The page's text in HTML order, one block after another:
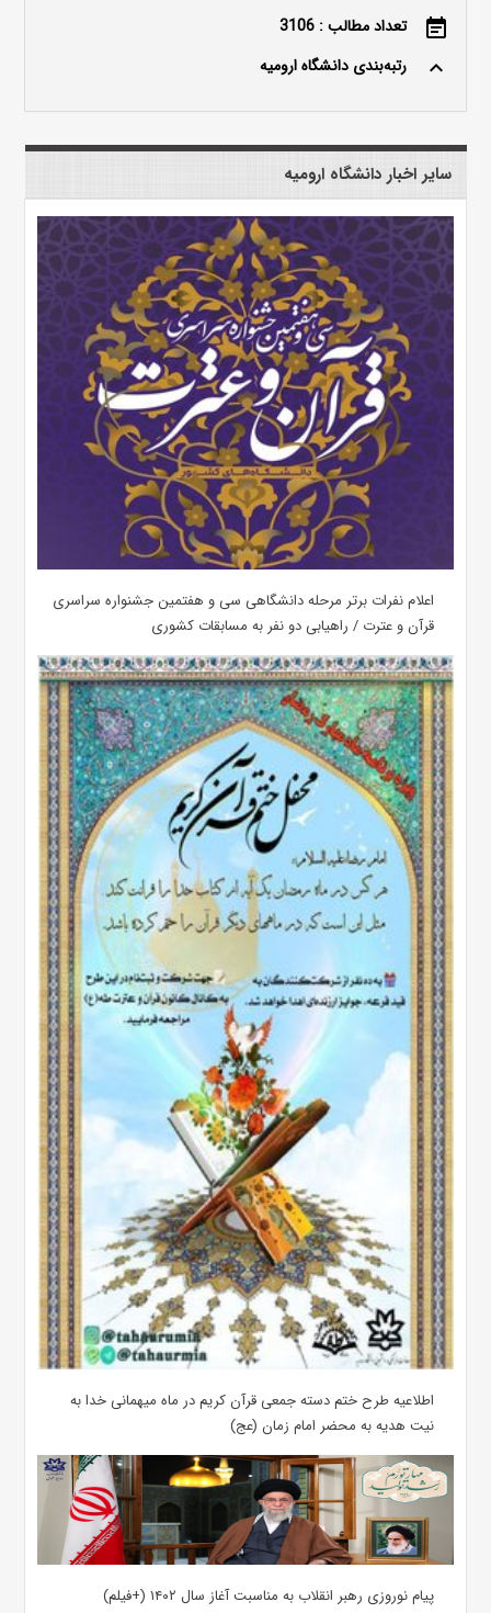
event_note تعداد مطالب : 3106
keyboard_arrow_up رتبه‌بندی دانشگاه ارومیه
سایر اخبار دانشگاه ارومیه
اعلام نفرات برتر مرحله دانشگاهی سی و هفتمین جشنواره سراسری
قرآن و عترت / راهیابی دو نفر به مسابقات کشوری
اطلاعیه طرح ختم دسته جمعی قرآن کریم در ماه میهمانی خدا به
نیت هدیه به محضر امام زمان (عج)
پیام نوروزی رهبر انقلاب به مناسبت آغاز سال ۱۴۰۲ (+فیلم)